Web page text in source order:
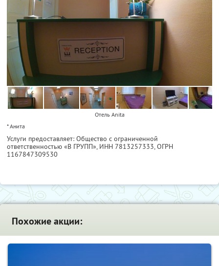
Отель Anita
* Анита
Услуги предоставляет: Общество с ограниченной
ответственностью «В ГРУПП», ИНН 7813257333, ОГРН
1167847309530
Похожие акции: